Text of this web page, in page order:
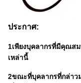
ประกาศ:
1เพียงบุคลากรที่มีคุณส
เหล่านี้
2ขณะที่บุคลากรที่กล่าว